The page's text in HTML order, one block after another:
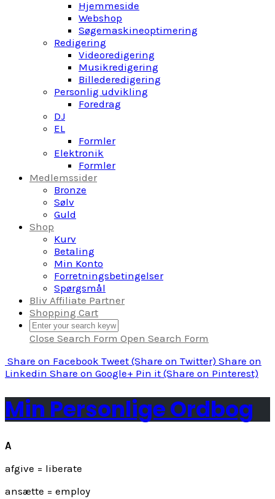
Hjemmeside
Webshop
Søgemaskineoptimering
Redigering
Videoredigering
Musikredigering
Billederedigering
Personlig udvikling
Foredrag
DJ
EL
Formler
Elektronik
Formler
Medlemssider
Bronze
Sølv
Guld
Shop
Kurv
Betaling
Min Konto
Forretningsbetingelser
Spørgsmål
Bliv Affiliate Partner
Shopping Cart
Close Search Form Open Search Form
Share on Facebook Tweet (Share on Twitter) Share on
Linkedin Share on Google+ Pin it (Share on Pinterest)
Min Personlige Ordbog
A
afgive = liberate
ansætte = employ